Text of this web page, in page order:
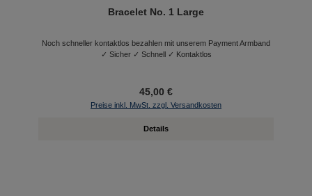
Bracelet No. 1 Large
Noch schneller kontaktlos bezahlen mit unserem Payment Armband
✓ Sicher ✓ Schnell ✓ Kontaktlos
45,00 €
Preise inkl. MwSt. zzgl. Versandkosten
Details